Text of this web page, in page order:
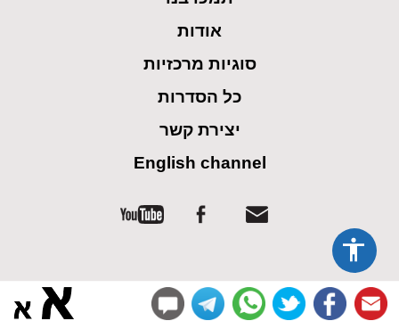
אודות
סוגיות מרכזיות
כל הסדרות
יצירת קשר
English channel